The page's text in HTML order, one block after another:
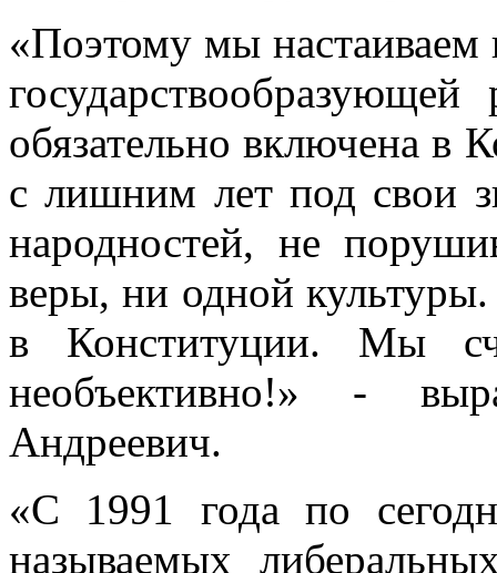
«Поэтому мы настаиваем
обязательно включена в
с лишним лет под свои
народностей, не
веры, ни одной
в Конституции. Мы
необъективно!» -
Андреевич.
«С 1991 года по
называемых